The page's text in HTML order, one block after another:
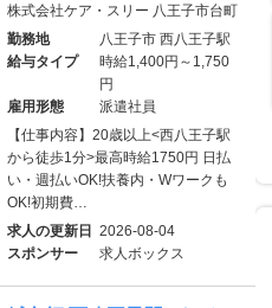
株式会社ケア・スリー 八王子市台町
勤務地
八王子市 西八王子駅
給与タイプ
時給1,400円～1,750
円
雇用形態
派遣社員
【仕事内容】20歳以上<西八王子駅
から徒歩1分>最高時給1750円 日払
い・週払いOK!扶養内・Wワークも
OK!初期費…
求人の更新日 2026-08-04
スポンサー
求人ボックス